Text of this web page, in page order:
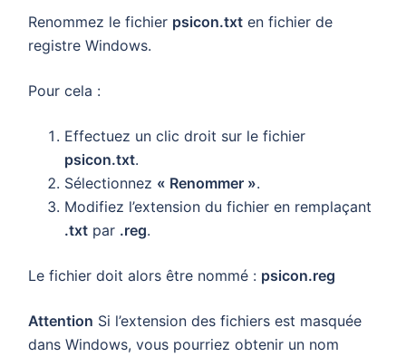
Renommez le fichier psicon.txt en fichier de
registre Windows.
Pour cela :
Effectuez un clic droit sur le fichier
psicon.txt.
Sélectionnez « Renommer ».
Modifiez l’extension du fichier en remplaçant
.txt par .reg.
Le fichier doit alors être nommé : psicon.reg
Attention Si l’extension des fichiers est masquée
dans Windows, vous pourriez obtenir un nom